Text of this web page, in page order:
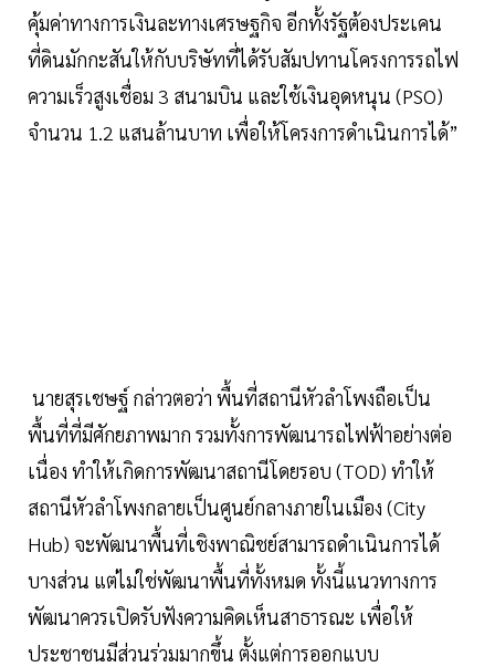
คุ้มค่าทางการเงินละทางเศรษฐกิจ อีกทั้งรัฐต้องประเคน
ที่ดินมักกะสันให้กับบริษัทที่ได้รับสัมปทานโครงการรถไฟ
ความเร็วสูงเชื่อม 3 สนามบิน และใช้เงินอุดหนุน (PSO)
จำนวน 1.2 แสนล้านบาท เพื่อให้โครงการดำเนินการได้”
นายสุรเชษฐ์ กล่าวตอว่า พื้นที่สถานีหัวลำโพงถือเป็น
พื้นที่ที่มีศักยภาพมาก รวมทั้งการพัฒนารถไฟฟ้าอย่างต่อ
เนื่อง ทำให้เกิดการพัฒนาสถานีโดยรอบ (TOD) ทำให้
สถานีหัวลำโพงกลายเป็นศูนย์กลางภายในเมือง (City
Hub) จะพัฒนาพื้นที่เชิงพาณิชย์สามารถดำเนินการได้
บางส่วน แต่ไม่ใช่พัฒนาพื้นที่ทั้งหมด ทั้งนี้แนวทางการ
พัฒนาควรเปิดรับฟังความคิดเห็นสาธารณะ เพื่อให้
ประชาชนมีส่วนร่วมมากขึ้น ตั้งแต่การออกแบบ